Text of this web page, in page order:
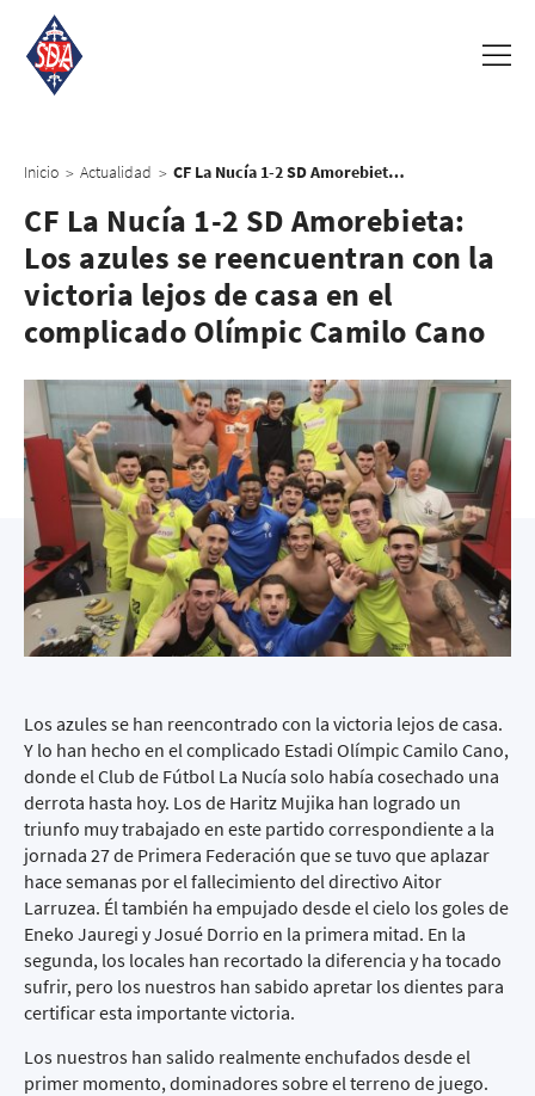
Inicio > Actualidad > CF La Nucía 1-2 SD Amorebieta: Los azules se reencuentran con la victoria lejos de casa en el complicado Olímpic Camilo Cano
CF La Nucía 1-2 SD Amorebieta:
Los azules se reencuentran con la
victoria lejos de casa en el
complicado Olímpic Camilo Cano
Los azules se han reencontrado con la victoria lejos de casa.
Y lo han hecho en el complicado Estadi Olímpic Camilo Cano,
donde el Club de Fútbol La Nucía solo había cosechado una
derrota hasta hoy. Los de Haritz Mujika han logrado un
triunfo muy trabajado en este partido correspondiente a la
jornada 27 de Primera Federación que se tuvo que aplazar
hace semanas por el fallecimiento del directivo Aitor
Larruzea. Él también ha empujado desde el cielo los goles de
Eneko Jauregi y Josué Dorrio en la primera mitad. En la
segunda, los locales han recortado la diferencia y ha tocado
sufrir, pero los nuestros han sabido apretar los dientes para
certificar esta importante victoria.
Los nuestros han salido realmente enchufados desde el
primer momento, dominadores sobre el terreno de juego.